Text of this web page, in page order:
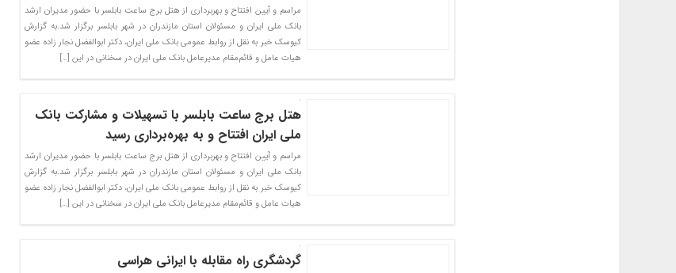
مراسم و آیین افتتاح و بهربرداری از هتل برج ساعت بابلسر با حضور مدیران ارشد
بانک ملی ایران و مسئولان استان مازندران در شهر بابلسر برگزار شد.به گزارش
کیوسک خبر به نقل از روابط عمومی بانک ملی ایران، دکتر ابوالفضل نجار زاده عضو
هیات عامل و قائم‌مقام مدیرعامل بانک ملی ایران در سخنانی در این […]
هتل برج ساعت بابلسر با تسهیلات و مشارکت بانک
ملی ایران افتتاح و به بهره‌برداری رسید
مراسم و آیین افتتاح و بهربرداری از هتل برج ساعت بابلسر با حضور مدیران ارشد
بانک ملی ایران و مسئولان استان مازندران در شهر بابلسر برگزار شد.به گزارش
کیوسک خبر به نقل از روابط عمومی بانک ملی ایران، دکتر ابوالفضل نجار زاده عضو
هیات عامل و قائم‌مقام مدیرعامل بانک ملی ایران در سخنانی در این […]
گردشگری راه مقابله با ایرانی هراسی